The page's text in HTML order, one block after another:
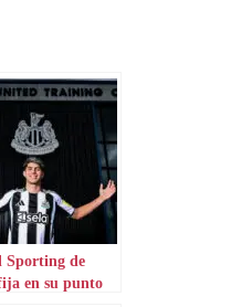
Sporting de
en su punto